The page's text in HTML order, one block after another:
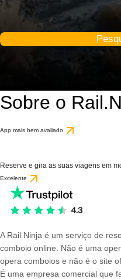
Sobre o
App mais bem avaliado
Reserve e gira as suas viagens em
Excelente
A Rail Ninja é um serviço de
comboio online. Não é uma
opera comboios e não é o site
É uma empresa comercial que